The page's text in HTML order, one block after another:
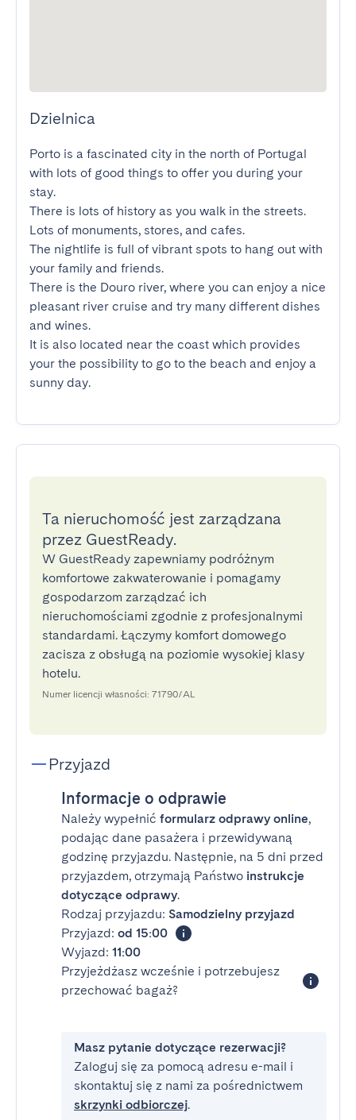
Dzielnica
Porto is a fascinated city in the north of Portugal
with lots of good things to offer you during your
stay.
There is lots of history as you walk in the streets.
Lots of monuments, stores, and cafes.
The nightlife is full of vibrant spots to hang out with
your family and friends.
There is the Douro river, where you can enjoy a nice
pleasant river cruise and try many different dishes
and wines.
It is also located near the coast which provides
your the possibility to go to the beach and enjoy a
sunny day.
Ta nieruchomość jest zarządzana
przez GuestReady.
W GuestReady zapewniamy podróżnym
komfortowe zakwaterowanie i pomagamy
gospodarzom zarządzać ich
nieruchomościami zgodnie z profesjonalnymi
standardami. Łączymy komfort domowego
zacisza z obsługą na poziomie wysokiej klasy
hotelu.
Numer licencji własności: 71790/AL
Przyjazd
Informacje o odprawie
Należy wypełnić formularz odprawy online,
podając dane pasażera i przewidywaną
godzinę przyjazdu. Następnie, na 5 dni przed
przyjazdem, otrzymają Państwo instrukcje
dotyczące odprawy.
Rodzaj przyjazdu: Samodzielny przyjazd
Przyjazd: od 15:00
Wyjazd: 11:00
Przyjeżdżasz wcześnie i potrzebujesz
przechować bagaż?
Masz pytanie dotyczące rezerwacji?
Zaloguj się za pomocą adresu e-mail i
skontaktuj się z nami za pośrednictwem
skrzynki odbiorczej.